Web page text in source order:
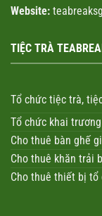
Website:
TIỆC TRÀ
Tổ chức tiệc trà,
Tổ chức khai
Cho thuê bàn ghế
Cho thuê khăn trải
Cho thuê thiết bị tổ